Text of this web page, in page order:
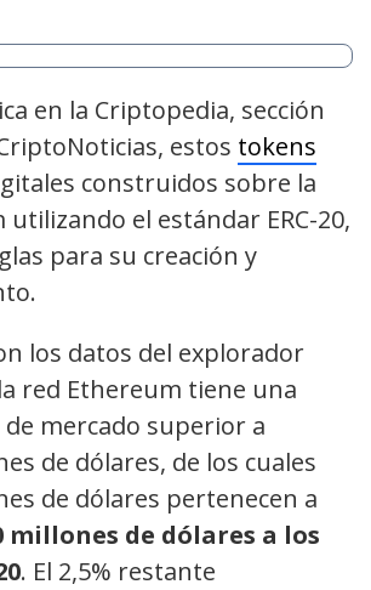
en la Criptopedia, sección
estos tokens
construidos sobre la
el estándar ERC-20,
para su creación y
los datos del explorador
red Ethereum tiene una
mercado superior a
de dólares, de los cuales
de dólares pertenecen a
millones de dólares a los
. El 2,5% restante